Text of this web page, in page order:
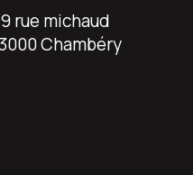
rue michaud
Chambéry